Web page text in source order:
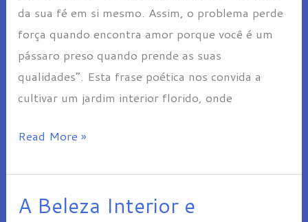
da sua fé em si mesmo. Assim, o problema perde
força quando encontra amor porque você é um
pássaro preso quando prende as suas
qualidades”. Esta frase poética nos convida a
cultivar um jardim interior florido, onde
Read More »
A Beleza Interior e
A